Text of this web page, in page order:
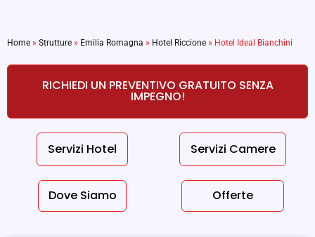
Home » Strutture » Emilia Romagna » Hotel Riccione » Hotel Ideal Bianchini
RICHIEDI UN PREVENTIVO GRATUITO SENZA
IMPEGNO!
Servizi Hotel Servizi Camere
Dove Siamo Offerte